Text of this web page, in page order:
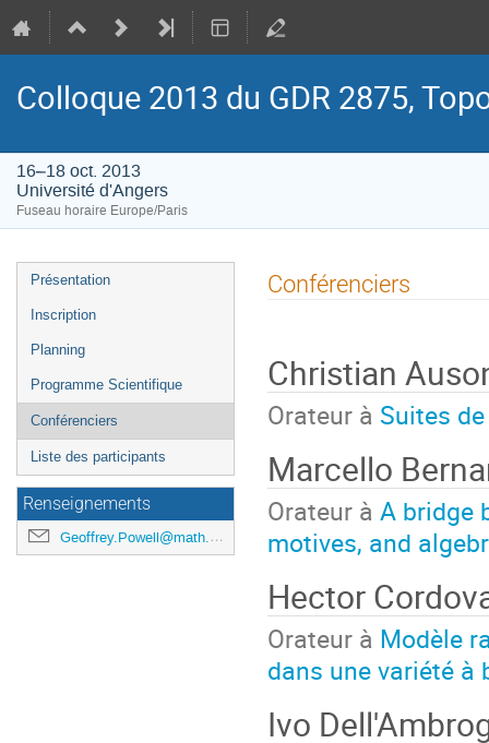
Colloque 2013 du GDR 2875,
16–18 oct. 2013
Université d'Angers
Fuseau horaire Europe/Paris
Menu
de
Présentation
Inscription
Planning
Programme Scientifique
Conférenciers
Liste des participants
Renseignements
Geoffrey.Powell@math.cnrs.fr
Conférenciers
Christian
Orateur à Suites
Marcello
Orateur à A bridge
motives, and
Hector
Orateur à Modèle
dans une variété
Ivo